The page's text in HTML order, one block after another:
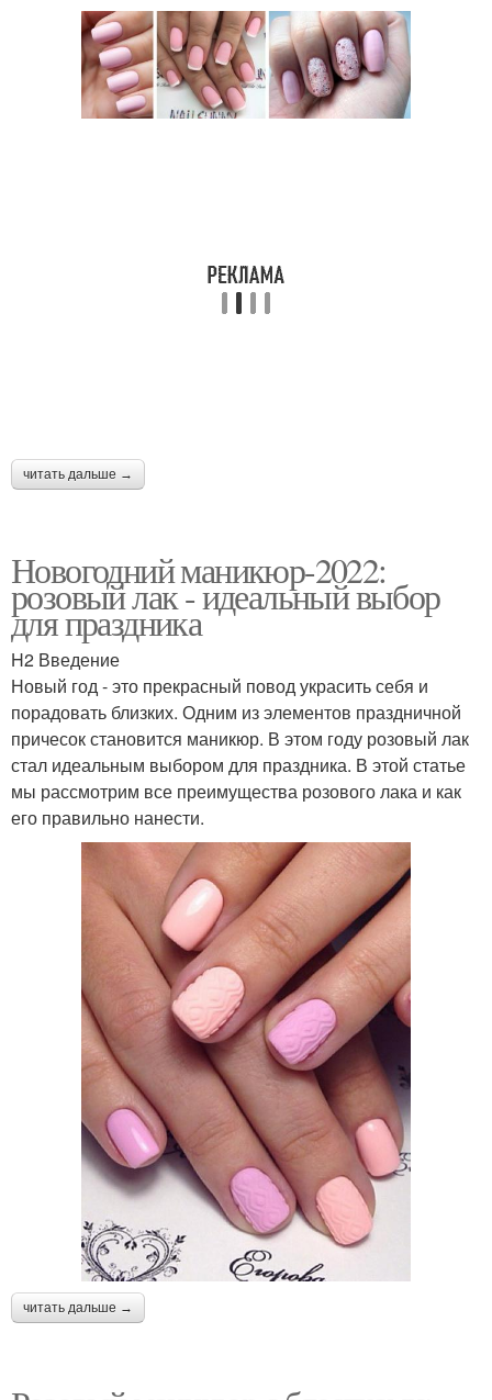
читать дальше →
Новогодний маникюр-2022:
розовый лак - идеальный выбор
для праздника
H2 Введение
Новый год - это прекрасный повод украсить себя и
порадовать близких. Одним из элементов праздничной
причесок становится маникюр. В этом году розовый лак
стал идеальным выбором для праздника. В этой статье
мы рассмотрим все преимущества розового лака и как
его правильно нанести.
читать дальше →